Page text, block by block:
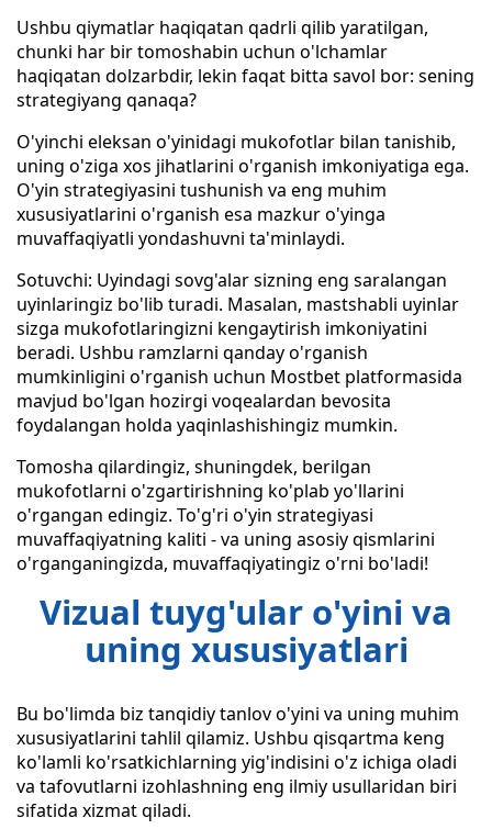
Ushbu qiymatlar haqiqatan qadrli qilib yaratilgan,
chunki har bir tomoshabin uchun o'lchamlar
haqiqatan dolzarbdir, lekin faqat bitta savol bor: sening
strategiyang qanaqa?
O'yinchi eleksan o'yinidagi mukofotlar bilan tanishib,
uning o'ziga xos jihatlarini o'rganish imkoniyatiga ega.
O'yin strategiyasini tushunish va eng muhim
xususiyatlarini o'rganish esa mazkur o'yinga
muvaffaqiyatli yondashuvni ta'minlaydi.
Sotuvchi: Uyindagi sovg'alar sizning eng saralangan
uyinlaringiz bo'lib turadi. Masalan, mastshabli uyinlar
sizga mukofotlaringizni kengaytirish imkoniyatini
beradi. Ushbu ramzlarni qanday o'rganish
mumkinligini o'rganish uchun Mostbet platformasida
mavjud bo'lgan hozirgi voqealardan bevosita
foydalangan holda yaqinlashishingiz mumkin.
Tomosha qilardingiz, shuningdek, berilgan
mukofotlarni o'zgartirishning ko'plab yo'llarini
o'rgangan edingiz. To'g'ri o'yin strategiyasi
muvaffaqiyatning kaliti - va uning asosiy qismlarini
o'rganganingizda, muvaffaqiyatingiz o'rni bo'ladi!
Vizual tuyg'ular o'yini va
uning xususiyatlari
Bu bo'limda biz tanqidiy tanlov o'yini va uning muhim
xususiyatlarini tahlil qilamiz. Ushbu qisqartma keng
ko'lamli ko'rsatkichlarning yig'indisini o'z ichiga oladi
va tafovutlarni izohlashning eng ilmiy usullaridan biri
sifatida xizmat qiladi.